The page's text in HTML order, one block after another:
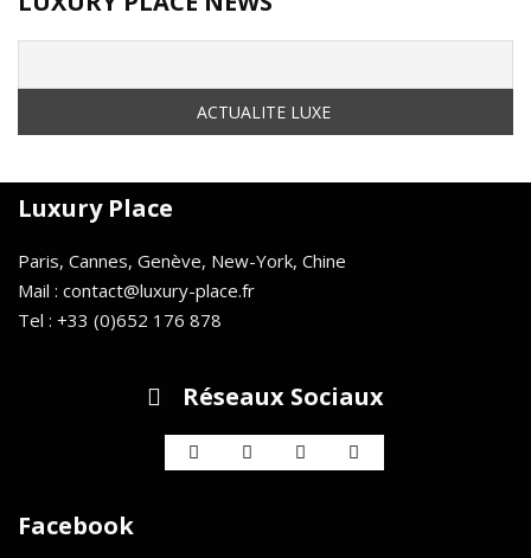
Luxury Place
Paris, Cannes, Genève, New-York, Chine
Mail : contact@luxury-place.fr
Tel : +33 (0)652 176 878
Réseaux Sociaux
Facebook